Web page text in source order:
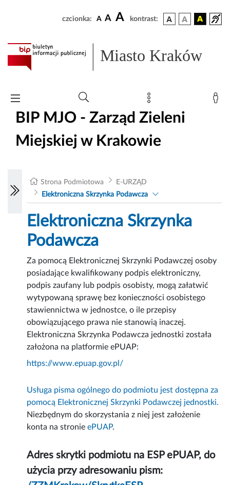
czcionka: A A A kontrast:
Miasto Kraków
BIP MJO - Zarząd Zieleni
Miejskiej w Krakowie
Strona Podmiotowa
E-URZĄD
Elektroniczna Skrzynka Podawcza
Elektroniczna Skrzynka
Podawcza
Za pomocą Elektronicznej Skrzynki Podawczej osoby
posiadające kwalifikowany podpis elektroniczny,
podpis zaufany lub podpis osobisty, mogą załatwić
wytypowaną sprawę bez konieczności osobistego
stawiennictwa w jednostce, o ile przepisy
obowiązującego prawa nie stanowią inaczej.
Elektroniczna Skrzynka Podawcza jednostki została
założona na platformie ePUAP:
https://www.epuap.gov.pl/
Usługa pisma ogólnego do podmiotu jest dostępna za
pomocą Elektronicznej Skrzynki Podawczej jednostki.
Niezbędnym do skorzystania z niej jest założenie
konta na stronieePUAP.
Adres skrytki podmiotu na ESP ePUAP, do
użycia przy adresowaniu pism: